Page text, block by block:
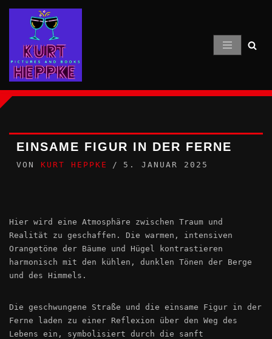
Inhalt
springen
EINSAME FIGUR IN DER FERNE
VON KURT HEPPKE 5. JANUAR 2025
Hier wird eine Atmosphäre zwischen Traum und
Realität zu geschaffen. Die warmen, intensiven
Orangetöne der Bäume und Hügel kontrastieren
harmonisch mit den kühlen, dunklen Tönen der Berge
und des Himmels.
Die geschwungene Straße und die einsame Figur in der
Ferne laden zu einer Reflexion über den Weg des
Lebens ein, symbolisiert durch die sanft